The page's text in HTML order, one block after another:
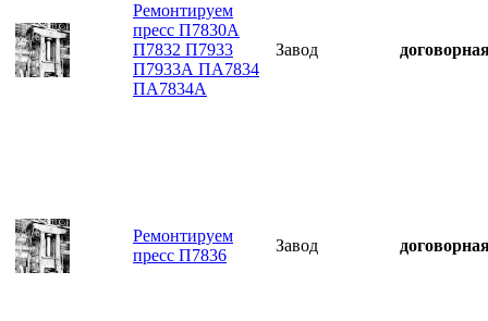
Ремонтируем
пресс П7830А
П7832 П7933
П7933А ПА7834
ПА7834А
Завод
Ремонтируем
пресс П7836
Завод